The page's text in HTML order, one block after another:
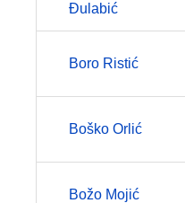
Đulabić
Boro Ristić
Boško Orlić
Božo Mojić